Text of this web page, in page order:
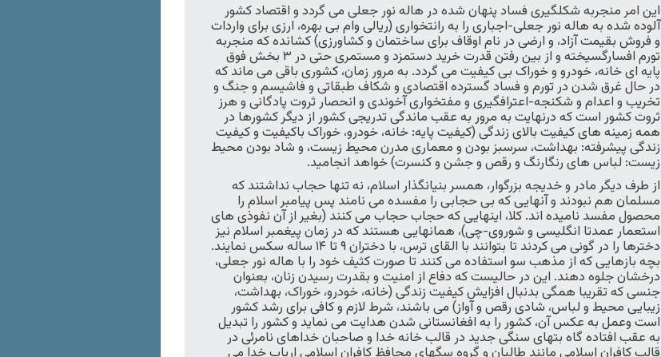
این امر منجربه شکلگیری فساد پنهان شده در هاله نور جعلی می گردد و اقتصاد کشور
آلوده شده به هاله نور جعلی-اجباری را به رانتخواری (ریالی وام بی بهره، ارزی برای واردات
و فروش بقیمت آزاد، و ارضی در نام اوقاف برای ساختمان و کشاورزی) کشانده که منجربه
تورم افسارگسیخته و از بین رفتن قدرت خرید دستمزد و مستمری حتی در ۳ بخش فوق
پایه ای خانه، خودرو و خوراک بی کیفیت می گردد. به مرور زمان، کشوری باقی می ماند که
در حال غرق شدن در تورم و فساد گسترده اقتصادی و شکاف طبقاتی و فاشیسم و جنگ و
تخریب و اعدام و شکنجه-اعترافگیری و مفتخواری آخوندی و انحصار ثروت پادگانی و هرز
ثروت کشور است که درنهایت به مرور به عقب ماندگی تدریجی کشور از دیگر کشورها در
همه زمینه های کیفیت بالای زندگی (کیفیت پایه: خانه، خودرو، خوراک باکیفیت و کیفیت
زندگی پیشرفته: بهداشت، سرسبز بودن و معماری مدرن محیط زیست، و شاد بودن محیط
زیست: لباس های رنگارنگ و رقص و جشن و کنسرت) خواهد انجامید.
از طرف دیگر مادر و خدیجه بزرگوار، همسر بنیانگذار اسلام، نه تنها حجاب نداشتند که
مسلمان هم نبودند و آنهایی که بی حجابی را مفسده می نامند پس پیامبر اسلام را
محصول مفسد نامیده اند. کلا، اینهایی که حجاب حجاب می کنند (بغیر از آن نفوذی های
استعمار عمدتا انگلیسی و شوروی-چی)، همانهایی هستند که در زمان پیغمبر اسلام نیز
دخترها را در گونی می کردند تا بتوانند با القای ترس، با دختران ۹ تا ۱۴ ساله سکس نمایند.
بچه بازهایی که از مذهب سو استفاده می کنند تا صورت کثیف خود را با هاله نور جعلی،
درخشان جلوه دهند. این در حالیست که دفاع از امنیت و بقدرت رسیدن زنان، بعنوان
جنسی که تقریبا همگی بدنبال افزایش کیفیت زندگی (خانه، خودرو، خوراک، بهداشت،
زیبایی محیط و لباس، شادی رقص و آواز) می باشند، شرط لازم و کافی برای رشد کشور
است وعمل به عکس آن، کشور را به افغانستانی شدن هدایت می نماید و کشور را تبدیل
به عقب افتاده گاه بتهای سنگی جدید در قالب خانه خدا و صاحبان خداهای نامرئی در